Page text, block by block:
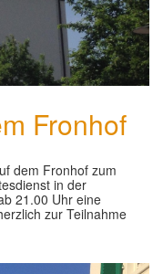
▼
Fronhof
dem Fronhof zum
in der
21.00 Uhr eine
zur Teilnahme